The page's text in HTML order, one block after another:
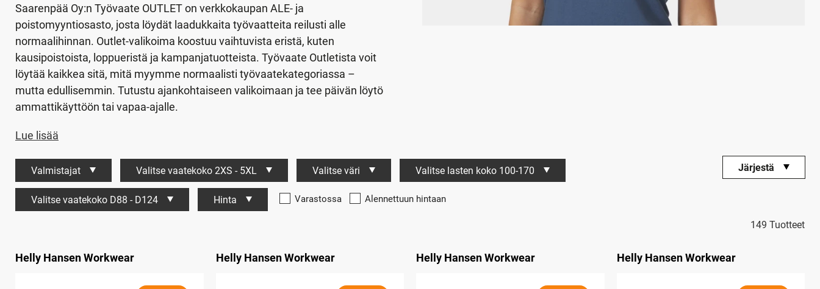
Saarenpää Oy:n Työvaate OUTLET on verkkokaupan ALE- ja
poistomyyntiosasto, josta löydät laadukkaita työvaatteita reilusti alle
normaalihinnan. Outlet-valikoima koostuu vaihtuvista eristä, kuten
kausipoistoista, loppueristä ja kampanjatuotteista. Työvaate Outletista voit
löytää kaikkea sitä, mitä myymme normaalisti työvaatekategoriassa –
mutta edullisemmin. Tutustu ajankohtaiseen valikoimaan ja tee päivän löytö
ammattikäyttöön tai vapaa-ajalle.
Lue lisää
Järjestä
Valmistajat Valitse vaatekoko 2XS - 5XL Valitse väri Valitse lasten koko 100-170
Valitse vaatekoko D88 - D124 Hinta Varastossa Alennettuun hintaan
149 Tuotteet
Helly Hansen Workwear Helly Hansen Workwear Helly Hansen Workwear Helly Hansen Workwear